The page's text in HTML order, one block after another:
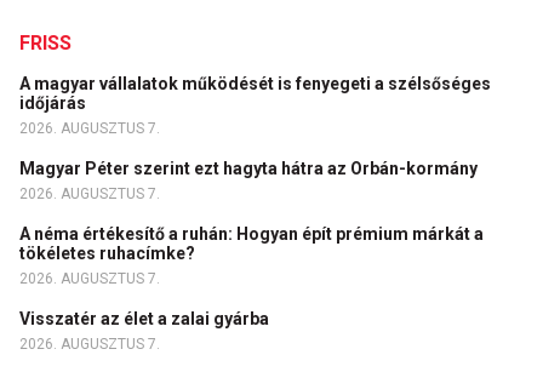
FRISS
A magyar vállalatok működését is fenyegeti a szélsőséges
időjárás
2026. AUGUSZTUS 7.
Magyar Péter szerint ezt hagyta hátra az Orbán-kormány
2026. AUGUSZTUS 7.
A néma értékesítő a ruhán: Hogyan épít prémium márkát a
tökéletes ruhacímke?
2026. AUGUSZTUS 7.
Visszatér az élet a zalai gyárba
2026. AUGUSZTUS 7.